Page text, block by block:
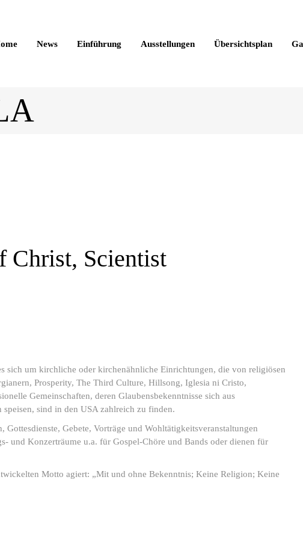
News Einführung Ausstellungen Übersichtsplan
Christ, Scientist
sich um kirchliche oder kirchenähnliche Einrichtungen, die von religiösen
Prosperity, The Third Culture, Hillsong, Iglesia ni Cristo,
Gemeinschaften, deren Glaubensbekenntnisse sich aus
sind in den USA zahlreich zu finden.
Gebete, Vorträge und Wohltätigkeitsveranstaltungen
und Konzerträume u.a. für Gospel-Chöre und Bands oder dienen für
Motto agiert: „Mit und ohne Bekenntnis; Keine Religion; Keine